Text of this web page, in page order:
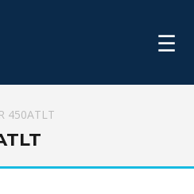
☰
450ATLT